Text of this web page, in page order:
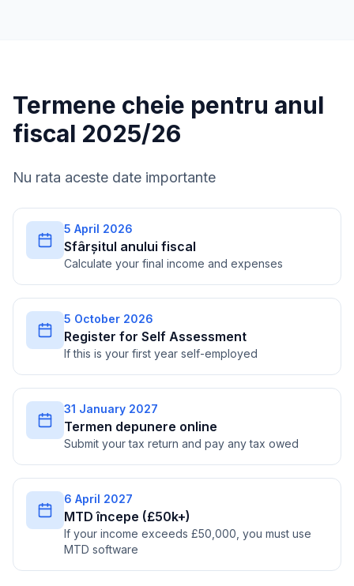
Termene cheie pentru anul
fiscal 2025/26
Nu rata aceste date importante
5 April 2026
Sfârșitul anului fiscal
Calculate your final income and expenses
5 October 2026
Register for Self Assessment
If this is your first year self-employed
31 January 2027
Termen depunere online
Submit your tax return and pay any tax owed
6 April 2027
MTD începe (£50k+)
If your income exceeds £50,000, you must use
MTD software